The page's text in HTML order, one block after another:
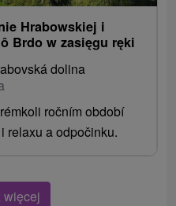
Hrabowskiej i
Brdo w zasięgu ręki
dolina
ročním období
relaxu a odpočinku.
więcej